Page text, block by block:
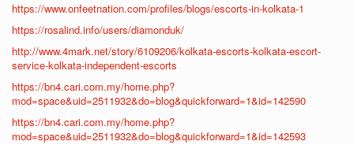
https://www.onfeetnation.com/profiles/blogs/escorts-in-kolkata-1
https://rosalind.info/users/diamonduk/
http://www.4mark.net/story/6109206/kolkata-escorts-kolkata-escort-
service-kolkata-independent-escorts
https://bn4.cari.com.my/home.php?
mod=space&uid=2511932&do=blog&quickforward=1&id=142590
https://bn4.cari.com.my/home.php?
mod=space&uid=2511932&do=blog&quickforward=1&id=142593